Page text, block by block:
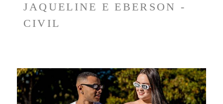
JAQUELINE E EBERSON -
CIVIL